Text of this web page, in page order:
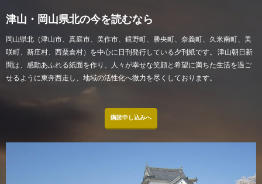
津山・岡山県北の今を読むなら
岡山県北（津山市、真庭市、美作市、鏡野町、勝央町、奈義町、久米南町、美
咲町、新庄村、西粟倉村）を中心に日刊発行している夕刊紙です。 津山朝日新
聞は、感動あふれる紙面を作り、人々が幸せな笑顔と希望に満ちた生活を過ご
せるように東奔西走し、地域の活性化へ微力を尽くしております。
購読申し込みへ